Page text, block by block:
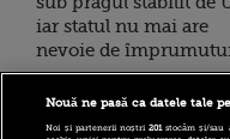
iar statul nu mai are
nevoie de
Cea mai mare
Nouă ne pasă ca datele tale
Noi și partenerii noștri201stocăm și/sau